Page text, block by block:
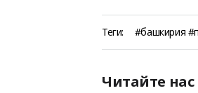
Теги: #башкирия
Читайте нас